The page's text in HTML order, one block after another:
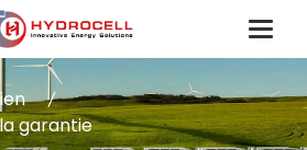
garantie